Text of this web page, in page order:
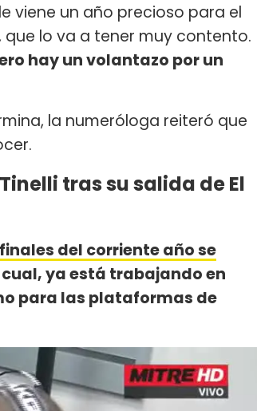
viene un año precioso para el
lo va a tener muy contento.
hay un volantazo por un
la numeróloga reiteró que
tras su salida de El
del corriente año se
ya está trabajando en
para las plataformas de